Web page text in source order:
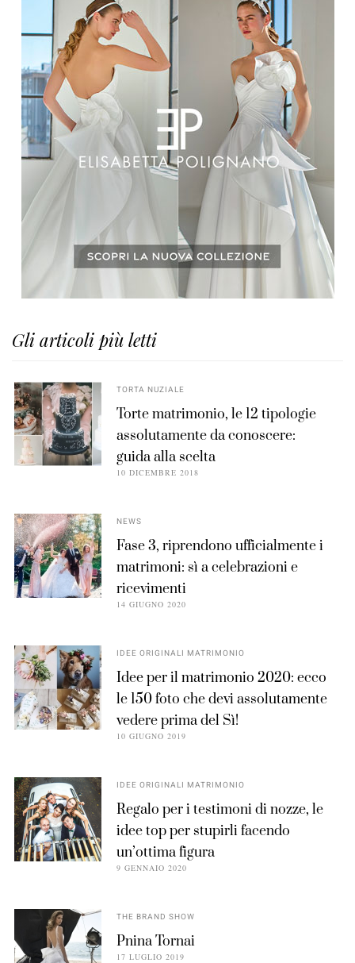
Gli articoli più letti
TORTA NUZIALE
Torte matrimonio, le 12 tipologie
assolutamente da conoscere:
guida alla scelta
10 DICEMBRE 2018
NEWS
Fase 3, riprendono ufficialmente i
matrimoni: sì a celebrazioni e
ricevimenti
14 GIUGNO 2020
IDEE ORIGINALI MATRIMONIO
Idee per il matrimonio 2020: ecco
le 150 foto che devi assolutamente
vedere prima del Sì!
10 GIUGNO 2019
IDEE ORIGINALI MATRIMONIO
Regalo per i testimoni di nozze, le
idee top per stupirli facendo
un’ottima figura
9 GENNAIO 2020
THE BRAND SHOW
Pnina Tornai
17 LUGLIO 2019